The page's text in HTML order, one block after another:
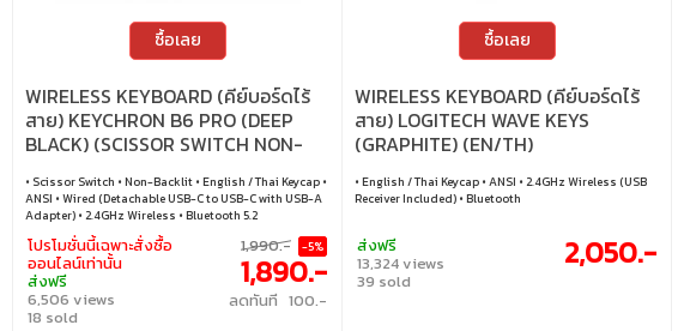
ซื้อเลย
WIRELESS KEYBOARD (คีย์บอร์ดไร้
สาย) KEYCHRON B6 PRO (DEEP
BLACK) (SCISSOR SWITCH NON-
• Scissor Switch • Non-Backlit • English / Thai Keycap •
ANSI • Wired (Detachable USB-C to USB-C with USB-A
Adapter) • 2.4GHz Wireless • Bluetooth 5.2
โปรโมชั่นนี้เฉพาะสั่งซื้อ
ออนไลน์เท่านั้น
ส่งฟรี
6,506 views
18 sold
1,990.- -5%
1,890.-
ลดทันที 100.-
ซื้อเลย
WIRELESS KEYBOARD (คีย์บอร์ดไร้
สาย) LOGITECH WAVE KEYS
(GRAPHITE) (EN/TH)
• English / Thai Keycap • ANSI • 2.4GHz Wireless (USB
Receiver Included) • Bluetooth
ส่งฟรี
13,324 views
39 sold
2,050.-